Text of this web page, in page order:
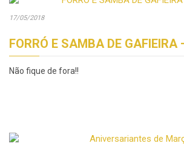
17/05/2018
FORRÓ E SAMBA DE GAFIEIRA
Não fique de fora!!